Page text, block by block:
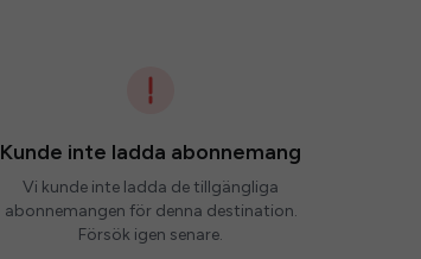
Kunde inte ladda abonnemang
Vi kunde inte ladda de tillgängliga
abonnemangen för denna destination.
Försök igen senare.